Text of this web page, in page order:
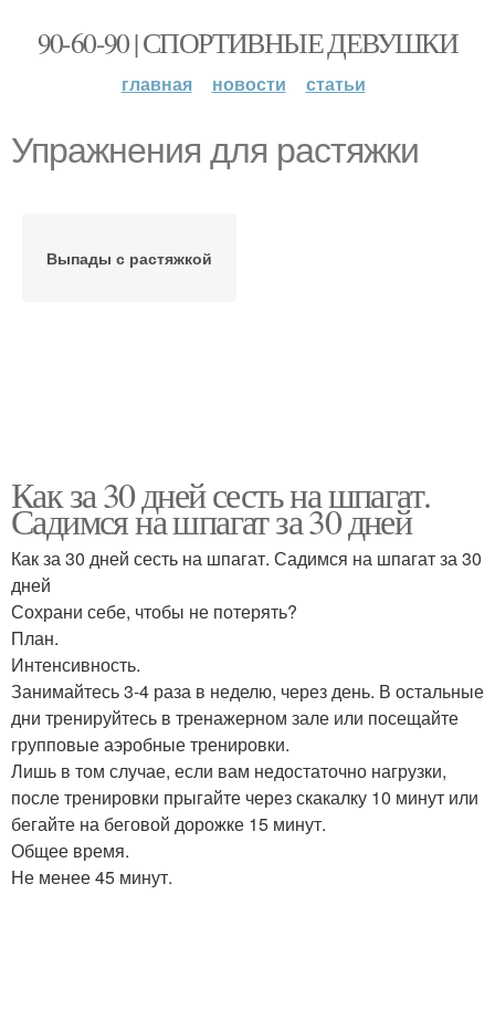
90-60-90 | СПОРТИВНЫЕ ДЕВУШКИ
главная новости статьи
Упражнения для растяжки
Выпады с растяжкой
Как за 30 дней сесть на шпагат.
Садимся на шпагат за 30 дней
Как за 30 дней сесть на шпагат. Садимся на шпагат за 30
дней
Сохрани себе, чтобы не потерять?
План.
Интенсивность.
Занимайтесь 3-4 раза в неделю, через день. В остальные
дни тренируйтесь в тренажерном зале или посещайте
групповые аэробные тренировки.
Лишь в том случае, если вам недостаточно нагрузки,
после тренировки прыгайте через скакалку 10 минут или
бегайте на беговой дорожке 15 минут.
Общее время.
Не менее 45 минут.